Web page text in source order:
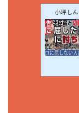
小坪し